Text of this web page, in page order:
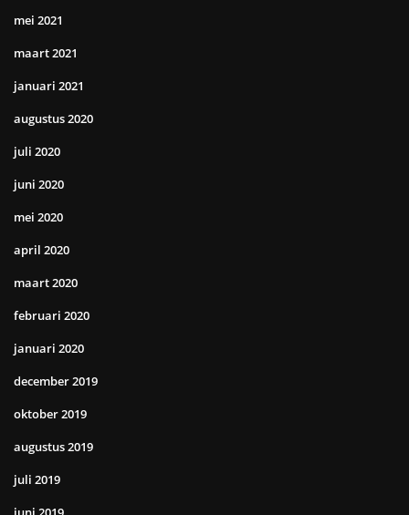
mei 2021
maart 2021
januari 2021
augustus 2020
juli 2020
juni 2020
mei 2020
april 2020
maart 2020
februari 2020
januari 2020
december 2019
oktober 2019
augustus 2019
juli 2019